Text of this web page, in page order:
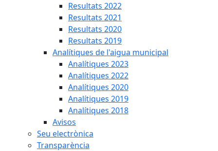
Resultats 2022
Resultats 2021
Resultats 2020
Resultats 2019
Analítiques de l'aigua municipal
Analítiques 2023
Analítiques 2022
Analítiques 2020
Analítiques 2019
Analítiques 2018
Avisos
Seu electrònica
Transparència